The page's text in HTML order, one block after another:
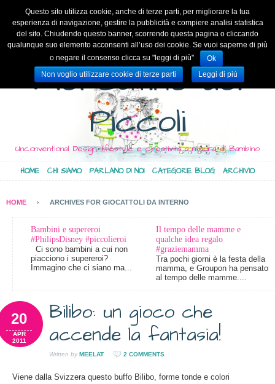
Mercatino dei
Piccoli
Unconventional Design, lifestyle e creatività a misura di Bambino
HOME CHI SIAMO PARLANO DI NOI CATEGORIE BLOG ARCHIVIO
HOME ARCHIVES FOR GIOCATTOLI DA INTERNO
Bambini e supereroi
#PhilipsDisney #piccolieroi
Ci sono bambini a cui non
piacciono i supereroi?
Immagino che ci siano ma...
Il tempo delle mamme e
qualche idea regalo
#graziemamma
Tra pochi giorni è la festa della
mamma, e Groupon ha pensato
al tempo delle mamme....
Bilibo: un gioco che
accende la fantasia!
20
APR
2011
Written by MEELAT 2 COMMENTS
Viene dalla Svizzera questo buffo Bilibo, forme tonde e colori
Questo sito utilizza cookie, anche di terze parti, per migliorare la tua
esperienza di navigazione, gestire la pubblicità e compiere analisi statistica
del sito. Chiudendo questo banner, scorrendo questa pagina o cliccando
qualunque suo elemento acconsenti all’uso dei cookie. Se vuoi saperne di più
o negare il consenso clicca su "leggi di più"
Ok
Non voglio utilizzare cookie di terze parti
Leggi di più